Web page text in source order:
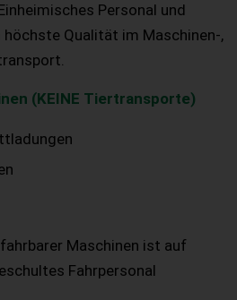
Personal und
höchste Qualität im Maschinen-,
(KEINE Tiertransporte)
Maschinen ist auf
Fahrpersonal